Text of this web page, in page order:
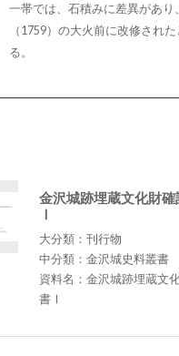
一帯では、石積みに差異があり
（1759）の大火前に改修され
る。
金沢城跡埋蔵文化財
Ⅰ
大分類：刊行物
中分類：金沢城史料叢書
資料名：金沢城跡埋蔵文
書Ⅰ